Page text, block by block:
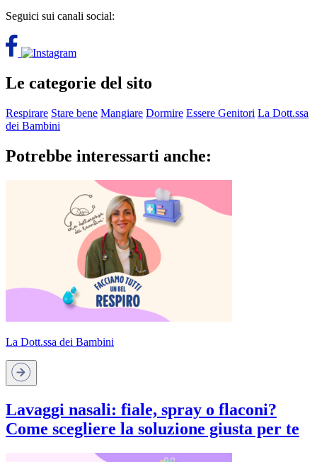
Seguici sui canali social:
Le categorie del sito
Respirare Stare bene Mangiare Dormire Essere Genitori La Dott.ssa
dei Bambini
Potrebbe interessarti anche:
La Dott.ssa dei Bambini
Lavaggi nasali: fiale, spray o flaconi?
Come scegliere la soluzione giusta per te